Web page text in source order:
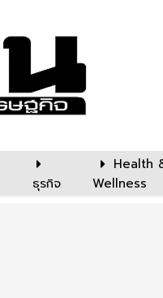
ธุรกิจ
Health
Wellness